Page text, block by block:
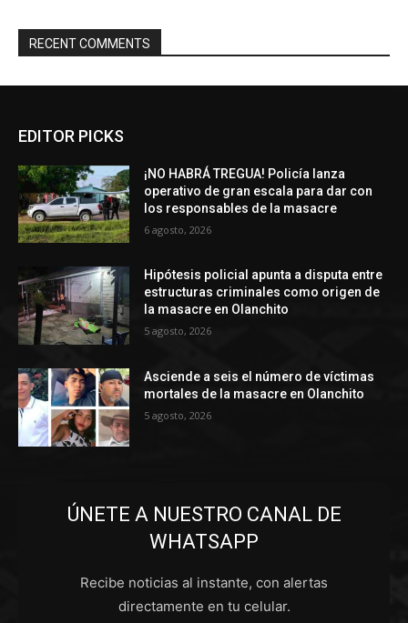
RECENT COMMENTS
EDITOR PICKS
¡NO HABRÁ TREGUA! Policía lanza
operativo de gran escala para dar con
los responsables de la masacre
6 agosto, 2026
Hipótesis policial apunta a disputa entre
estructuras criminales como origen de
la masacre en Olanchito
5 agosto, 2026
Asciende a seis el número de víctimas
mortales de la masacre en Olanchito
5 agosto, 2026
ÚNETE A NUESTRO CANAL DE
WHATSAPP
Recibe noticias al instante, con alertas
directamente en tu celular.